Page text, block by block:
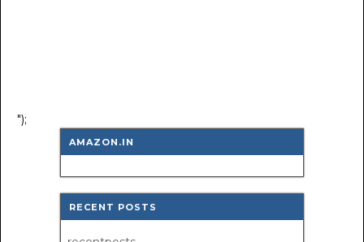
");
AMAZON.IN
RECENT POSTS